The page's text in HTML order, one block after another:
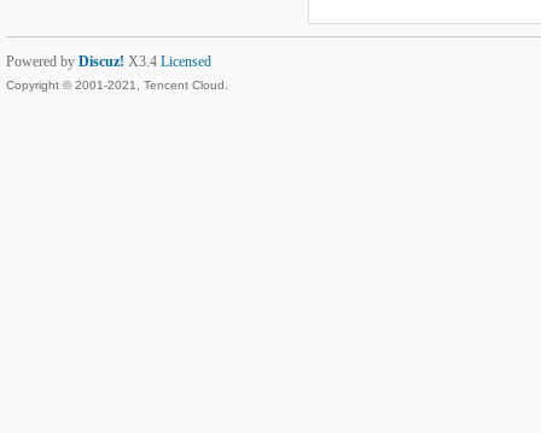
Powered by Discuz! X3.4 Licensed
Copyright © 2001-2021, Tencent Cloud.